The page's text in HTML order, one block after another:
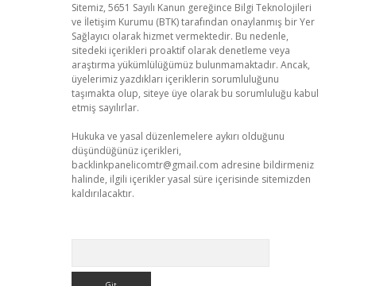
Sitemiz, 5651 Sayılı Kanun gereğince Bilgi Teknolojileri
ve İletişim Kurumu (BTK) tarafından onaylanmış bir Yer
Sağlayıcı olarak hizmet vermektedir. Bu nedenle,
sitedeki içerikleri proaktif olarak denetleme veya
araştırma yükümlülüğümüz bulunmamaktadır. Ancak,
üyelerimiz yazdıkları içeriklerin sorumluluğunu
taşımakta olup, siteye üye olarak bu sorumluluğu kabul
etmiş sayılırlar.
Hukuka ve yasal düzenlemelere aykırı olduğunu
düşündüğünüz içerikleri,
backlinkpanelicomtr@gmail.com adresine bildirmeniz
halinde, ilgili içerikler yasal süre içerisinde sitemizden
kaldırılacaktır.